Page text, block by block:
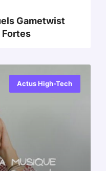
Gametwist
Fortes
Actus High-Tech